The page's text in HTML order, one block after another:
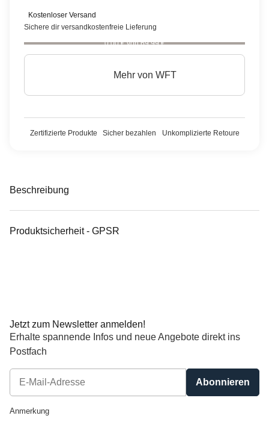
Kostenloser Versand
Sichere dir versandkostenfreie Lieferung
0,00 € von 69,99 €
Mehr von WFT
Zertifizierte Produkte Sicher bezahlen Unkomplizierte Retoure
Beschreibung
Produktsicherheit - GPSR
Jetzt zum Newsletter anmelden!
Erhalte spannende Infos und neue Angebote direkt ins
Postfach
Abonnieren
Anmerkung